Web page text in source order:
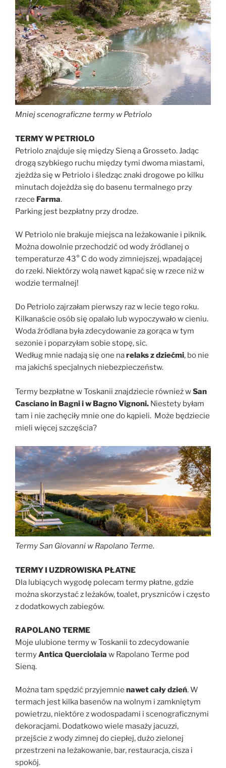
Mniej scenograficzne termy w Petriolo
TERMY W PETRIOLO
Petriolo znajduje się między Sieną a Grosseto. Jadąc
drogą szybkiego ruchu między tymi dwoma miastami,
zjeżdża się w Petriolo i śledząc znaki drogowe po kilku
minutach dojeżdża się do basenu termalnego przy
rzece Farma.
Parking jest bezpłatny przy drodze.
W Petriolo nie brakuje miejsca na leżakowanie i piknik.
Można dowolnie przechodzić od wody źródlanej o
temperaturze 43° C do wody zimniejszej, wpadającej
do rzeki. Niektórzy wolą nawet kąpać się w rzece niż w
wodzie termalnej!
Do Petriolo zajrzałam pierwszy raz w lecie tego roku.
Kilkanaście osób się opalało lub wypoczywało w cieniu.
Woda źródlana była zdecydowanie za gorąca w tym
sezonie i poparzyłam sobie stopę, sic.
Według mnie nadają się one narelaks z dziećmi, bo nie
ma jakichś specjalnych niebezpieczeństw.
Termy bezpłatne w Toskanii znajdziecie również wSan
Casciano in Bagni i w Bagno Vignoni. Niestety byłam
tam i nie zachęciły mnie one do kąpieli. Może będziecie
mieli więcej szczęścia?
Termy San Giovanni w Rapolano Terme.
TERMY I UZDROWISKA PŁATNE
Dla lubiących wygodę polecam termy płatne, gdzie
można skorzystać z leżaków, toalet, pryszniców i często
z dodatkowych zabiegów.
RAPOLANO TERME
Moje ulubione termy w Toskanii to zdecydowanie
termyAntica Querciolaia w Rapolano Terme pod
Sieną.
Można tam spędzić przyjemnie nawet cały dzień. W
termach jest kilka basenów na wolnym i zamkniętym
powietrzu, niektóre z wodospadami i scenograficznymi
dekoracjami. Dodatkowo wiele masaży jacuzzi,
przejście z wody zimnej do ciepłej, dużo zielonej
przestrzeni na leżakowanie, bar, restauracja, cisza i
spokój.